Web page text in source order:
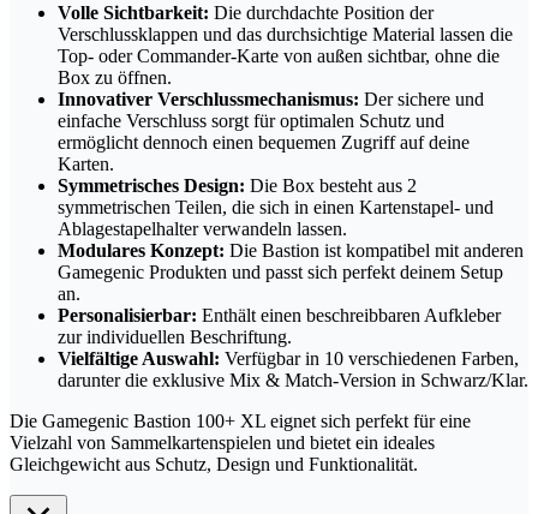
Volle Sichtbarkeit: Die durchdachte Position der
Verschlussklappen und das durchsichtige Material lassen die
Top- oder Commander-Karte von außen sichtbar, ohne die
Box zu öffnen.
Innovativer Verschlussmechanismus: Der sichere und
einfache Verschluss sorgt für optimalen Schutz und
ermöglicht dennoch einen bequemen Zugriff auf deine
Karten.
Symmetrisches Design: Die Box besteht aus 2
symmetrischen Teilen, die sich in einen Kartenstapel- und
Ablagestapelhalter verwandeln lassen.
Modulares Konzept: Die Bastion ist kompatibel mit anderen
Gamegenic Produkten und passt sich perfekt deinem Setup
an.
Personalisierbar: Enthält einen beschreibbaren Aufkleber
zur individuellen Beschriftung.
Vielfältige Auswahl: Verfügbar in 10 verschiedenen Farben,
darunter die exklusive Mix & Match-Version in Schwarz/Klar.
Die Gamegenic Bastion 100+ XL eignet sich perfekt für eine
Vielzahl von Sammelkartenspielen und bietet ein ideales
Gleichgewicht aus Schutz, Design und Funktionalität.